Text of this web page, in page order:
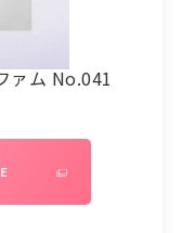
ァム No.041